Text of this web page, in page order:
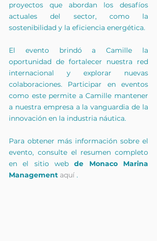
proyectos que abordan los desafíos
actuales del sector, como la
sostenibilidad y la eficiencia energética.
El evento brindó a Camille la
oportunidad de fortalecer nuestra red
internacional y explorar nuevas
colaboraciones. Participar en eventos
como este permite a Camille mantener
a nuestra empresa a la vanguardia de la
innovación en la industria náutica.
Para obtener más información sobre el
evento, consulte el resumen completo
en el sitio web de Monaco Marina
Management aquí .